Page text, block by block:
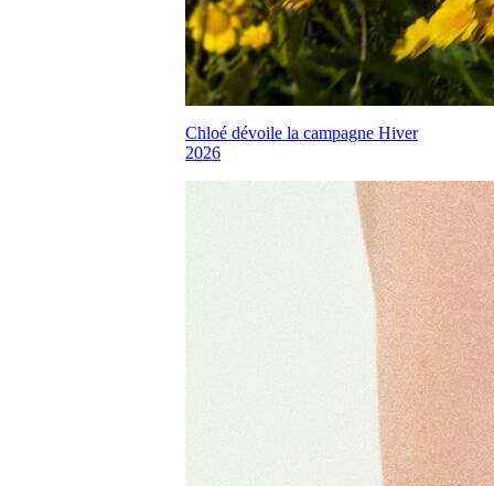
Chloé dévoile la campagne Hiver
2026